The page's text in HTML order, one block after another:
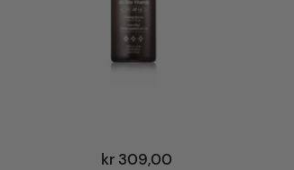
kr 309,00